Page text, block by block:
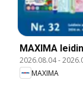
MAXIMA
2026.08.04-
MAXIMA